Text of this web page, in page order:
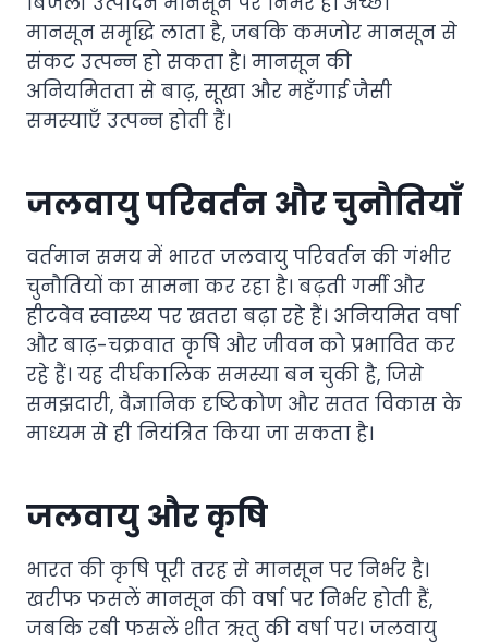
मानसून समृद्धि लाता है, जबकि कमजोर मानसून से
संकट उत्पन्न हो सकता है। मानसून की
अनियमितता से बाढ़, सूखा और महँगाई जैसी
समस्याएँ उत्पन्न होती हैं।
जलवायु परिवर्तन और चुनौतियाँ
वर्तमान समय में भारत जलवायु परिवर्तन की गंभीर
चुनौतियों का सामना कर रहा है। बढ़ती गर्मी और
हीटवेव स्वास्थ्य पर खतरा बढ़ा रहे हैं। अनियमित वर्षा
और बाढ़-चक्रवात कृषि और जीवन को प्रभावित कर
रहे हैं। यह दीर्घकालिक समस्या बन चुकी है, जिसे
समझदारी, वैज्ञानिक दृष्टिकोण और सतत विकास के
माध्यम से ही नियंत्रित किया जा सकता है।
जलवायु और कृषि
भारत की कृषि पूरी तरह से मानसून पर निर्भर है।
खरीफ फसलें मानसून की वर्षा पर निर्भर होती हैं,
जबकि रबी फसलें शीत ऋतु की वर्षा पर। जलवायु